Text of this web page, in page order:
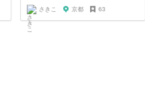
さきこ 京都 63